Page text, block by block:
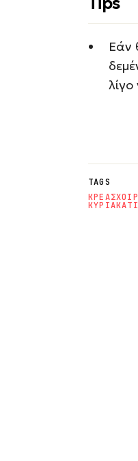
Εάν
TAGS
ΚΡΕΑΣ